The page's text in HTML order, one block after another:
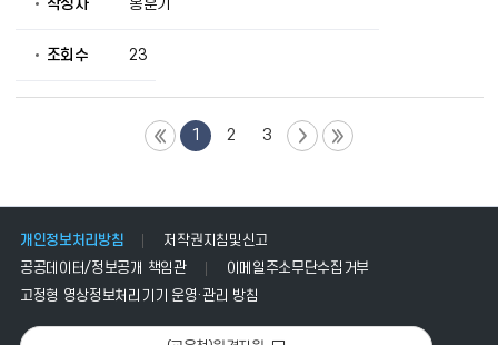
작성자 홍훈기
조회수 23
1 2 3
개인정보처리방침
저작권지침및신고
공공데이터/정보공개 책임관
이메일주소무단수집거부
고정형 영상정보처리기기 운영·관리 방침